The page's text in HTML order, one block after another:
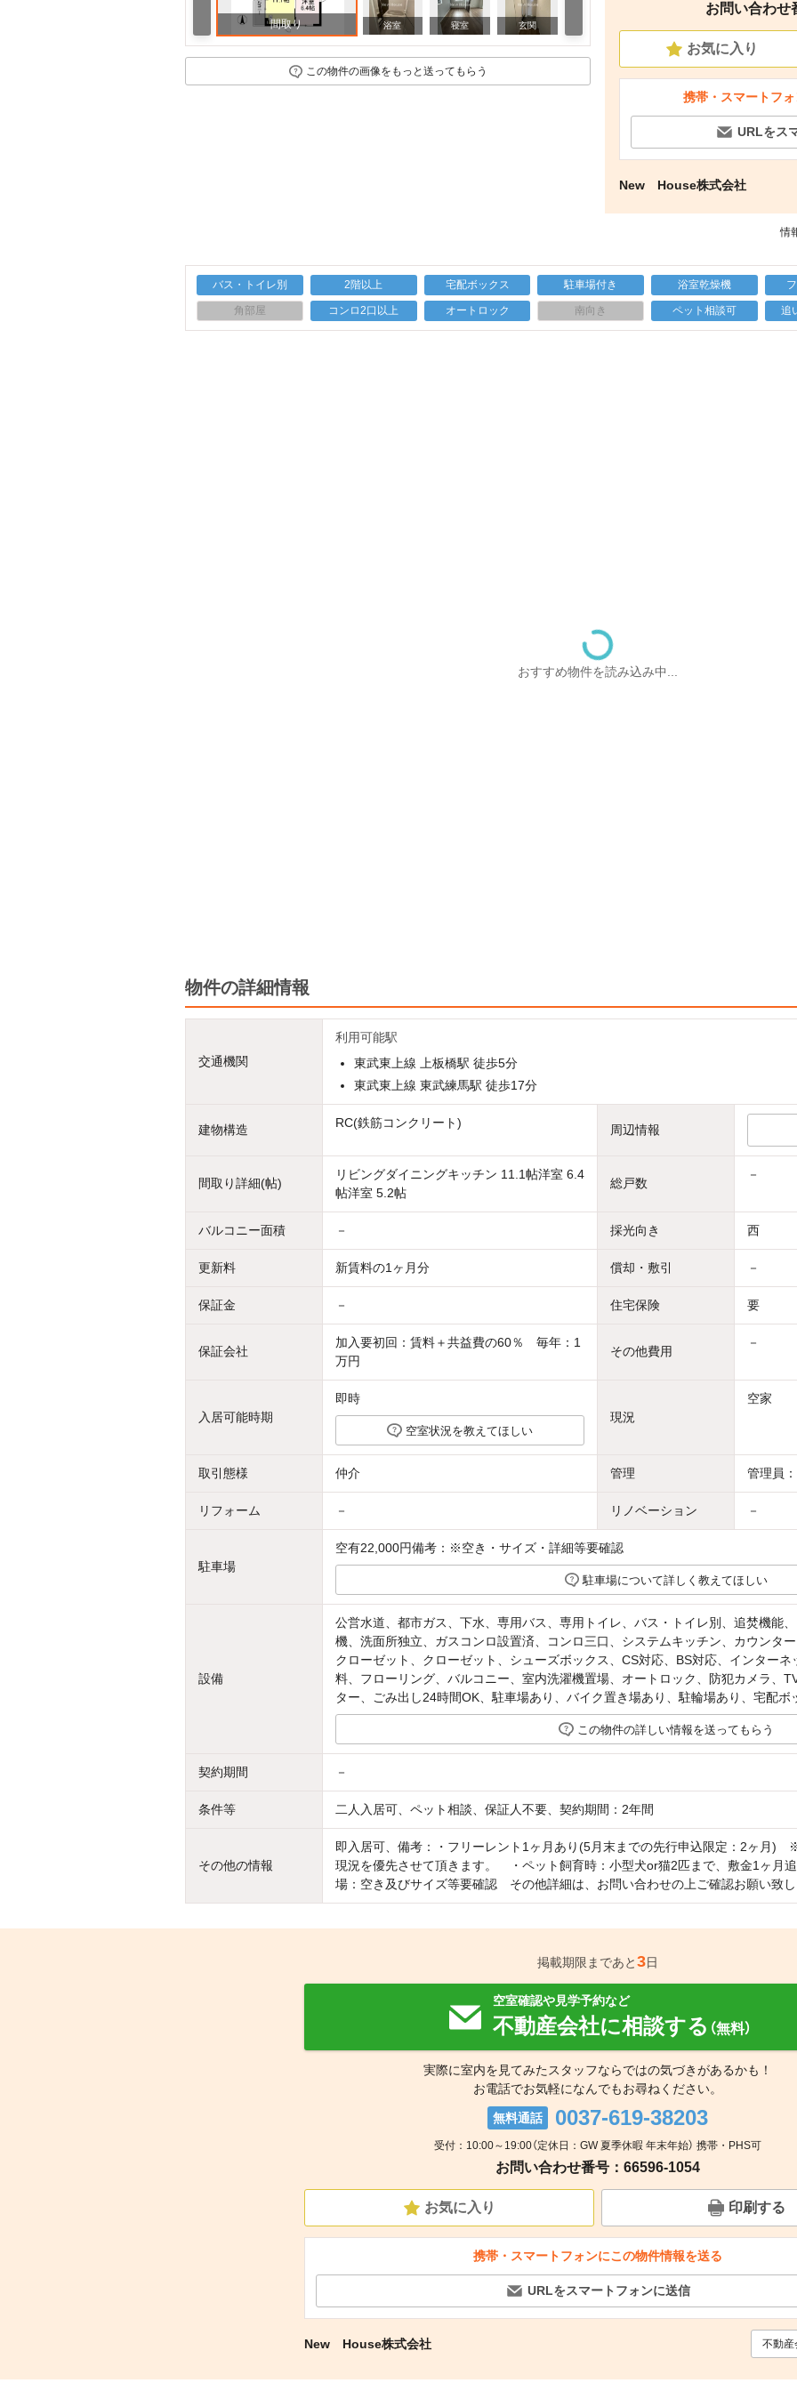
間取り 浴室 寝室 玄関
この物件の画像をもっと送ってもらう
お問い合わせ
お気に入り
携帯・スマートフ
URLをス
New House株式会社
情
バス・トイレ別 2階以上 宅配ボックス 駐車場付き 浴室乾燥機
角部屋 コンロ2口以上 オートロック 南向き ペット相談可 追
おすすめ物件を読み込み中...
物件の詳細情報
交通機関
利用可能駅
東武東上線 上板橋駅 徒歩5分
東武東上線 東武練馬駅 徒歩17分
建物構造 RC(鉄筋コンクリート) 周辺情報
間取り詳細(帖)
リビングダイニングキッチン 11.1帖洋室 6.4
帖洋室 5.2帖
総戸数
－
バルコニー面積 － 採光向き 西
更新料 新賃料の1ヶ月分 償却・敷引 －
保証金 － 住宅保険 要
保証会社
加入要初回：賃料＋共益費の60％ 毎年：1
万円
その他費用
－
入居可能時期
即時
空室状況を教えてほしい
現況
空家
取引態様 仲介 管理 管理員
リフォーム － リノベーション －
駐車場
空有22,000円備考：※空き・サイズ・詳細等要確認
駐車場について詳しく教えてほしい
設備
公営水道、都市ガス、下水、専用バス、専用トイレ、バス・トイレ別、追焚機能
機、洗面所独立、ガスコンロ設置済、コンロ三口、システムキッチン、カウンタ
クローゼット、クローゼット、シューズボックス、CS対応、BS対応、インター
料、フローリング、バルコニー、室内洗濯機置場、オートロック、防犯カメラ、
ター、ごみ出し24時間OK、駐車場あり、バイク置き場あり、駐輪場あり、宅配ボ
この物件の詳しい情報を送ってもらう
契約期間 －
条件等 二人入居可、ペット相談、保証人不要、契約期間：2年間
その他の情報
即入居可、備考：・フリーレント1ヶ月あり(5月末までの先行申込限定：2ヶ月)
現況を優先させて頂きます。 ・ペット飼育時：小型犬or猫2匹まで、敷金1ヶ月
場：空き及びサイズ等要確認 その他詳細は、お問い合わせの上ご確認お願い致
掲載期限まであと3日
空室確認や見学予約など
不動産会社に相談する （無料）
実際に室内を見てみたスタッフならではの気づきがあるかも！
お電話でお気軽になんでもお尋ねください。
無料通話 0037-619-38203
受付：10:00～19:00（定休日：GW 夏季休暇 年末年始） 携帯・PHS可
お問い合わせ番号：66596-1054
お気に入り 印刷する
携帯・スマートフォンにこの物件情報を送る
URLをスマートフォンに送信
New House株式会社 不動産